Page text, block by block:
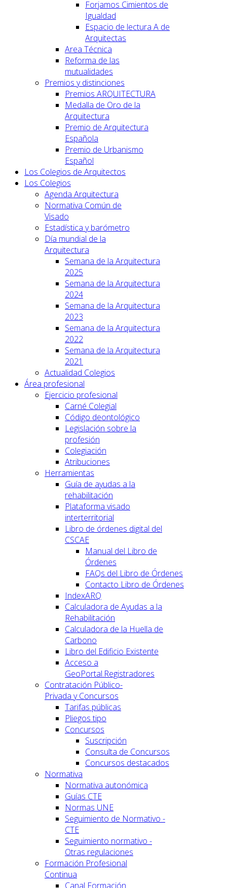
Forjamos Cimientos de
Igualdad
Espacio de lectura A de
Arquitectas
Area Técnica
Reforma de las
mutualidades
Premios y distinciones
Premios ARQUITECTURA
Medalla de Oro de la
Arquitectura
Premio de Arquitectura
Española
Premio de Urbanismo
Español
Los Colegios de Arquitectos
Los Colegios
Agenda Arquitectura
Normativa Común de
Visado
Estadística y barómetro
Día mundial de la
Arquitectura
Semana de la Arquitectura
2025
Semana de la Arquitectura
2024
Semana de la Arquitectura
2023
Semana de la Arquitectura
2022
Semana de la Arquitectura
2021
Actualidad Colegios
Área profesional
Ejercicio profesional
Carné Colegial
Código deontológico
Legislación sobre la
profesión
Colegiación
Atribuciones
Herramientas
Guía de ayudas a la
rehabilitación
Plataforma visado
interterritorial
Libro de órdenes digital del
CSCAE
Manual del Libro de
Órdenes
FAQs del Libro de Órdenes
Contacto Libro de Órdenes
IndexARQ
Calculadora de Ayudas a la
Rehabilitación
Calculadora de la Huella de
Carbono
Libro del Edificio Existente
Acceso a
GeoPortal.Registradores
Contratación Público-
Privada y Concursos
Tarifas públicas
Pliegos tipo
Concursos
Suscripción
Consulta de Concursos
Concursos destacados
Normativa
Normativa autonómica
Guías CTE
Normas UNE
Seguimiento de Normativo -
CTE
Seguimiento normativo -
Otras regulaciones
Formación Profesional
Continua
Canal Formación